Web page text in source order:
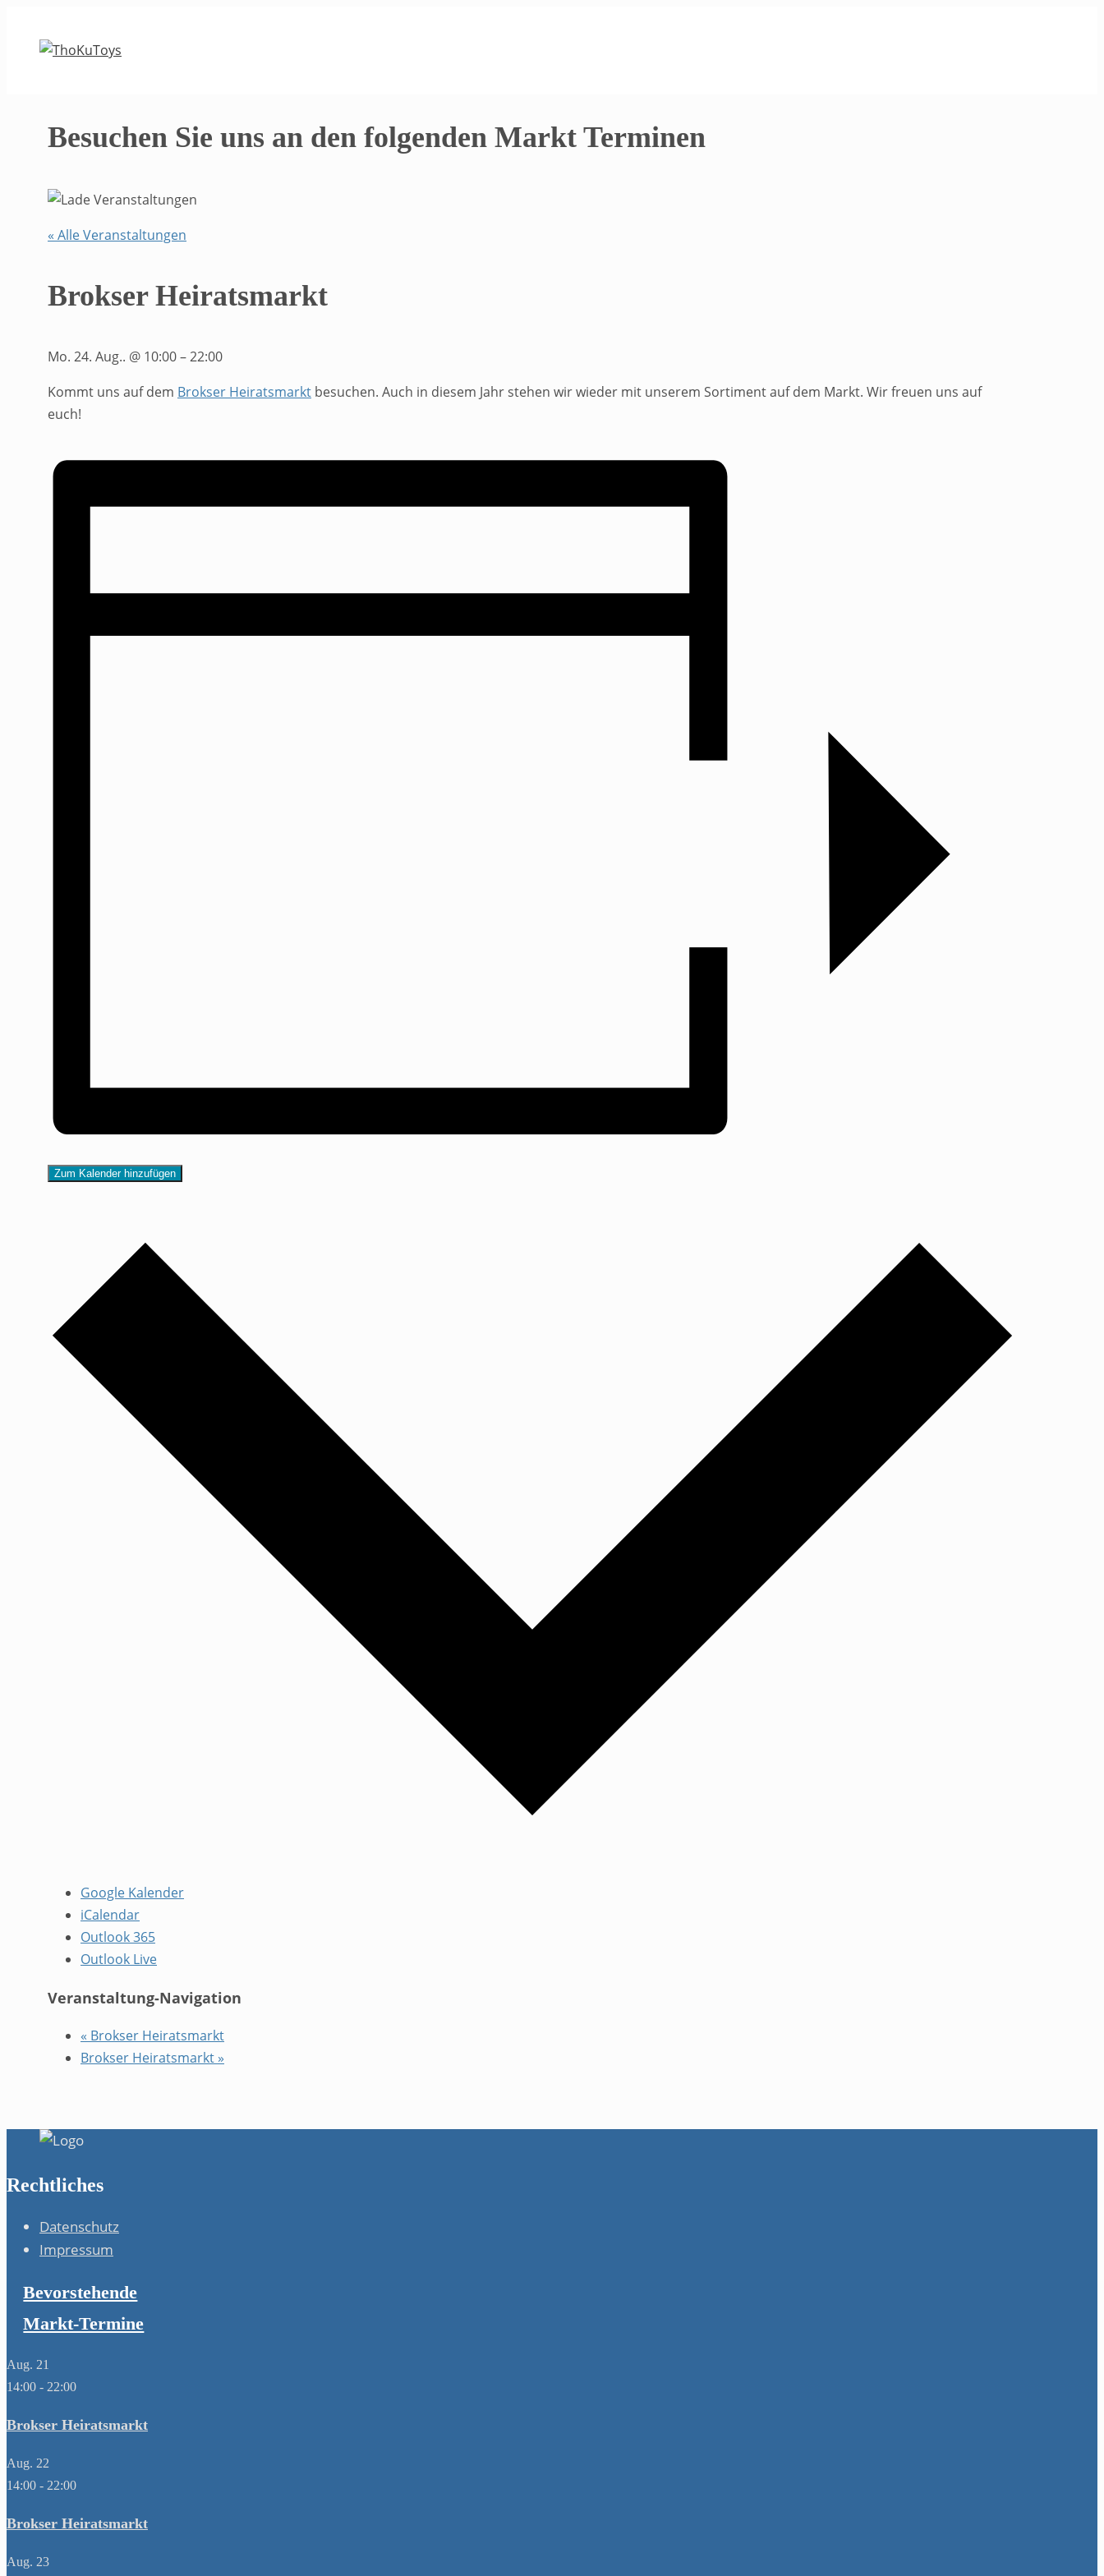
Inhalt
springen
Besuchen Sie uns an den folgenden Markt Terminen
« Alle Veranstaltungen
Brokser Heiratsmarkt
Mo. 24. Aug.. @ 10:00–22:00
Kommt uns auf dem Brokser Heiratsmarkt besuchen. Auch in diesem Jahr stehen wir wieder mit unserem Sortiment auf dem Markt. Wir freuen uns auf
euch!
Zum Kalender hinzufügen
Google Kalender
iCalendar
Outlook 365
Outlook Live
Veranstaltung-Navigation
« Brokser Heiratsmarkt
Brokser Heiratsmarkt »
Rechtliches
Datenschutz
Impressum
Bevorstehende
Markt-Termine
Aug. 21
14:00 - 22:00
Brokser Heiratsmarkt
Aug. 22
14:00 - 22:00
Brokser Heiratsmarkt
Aug. 23